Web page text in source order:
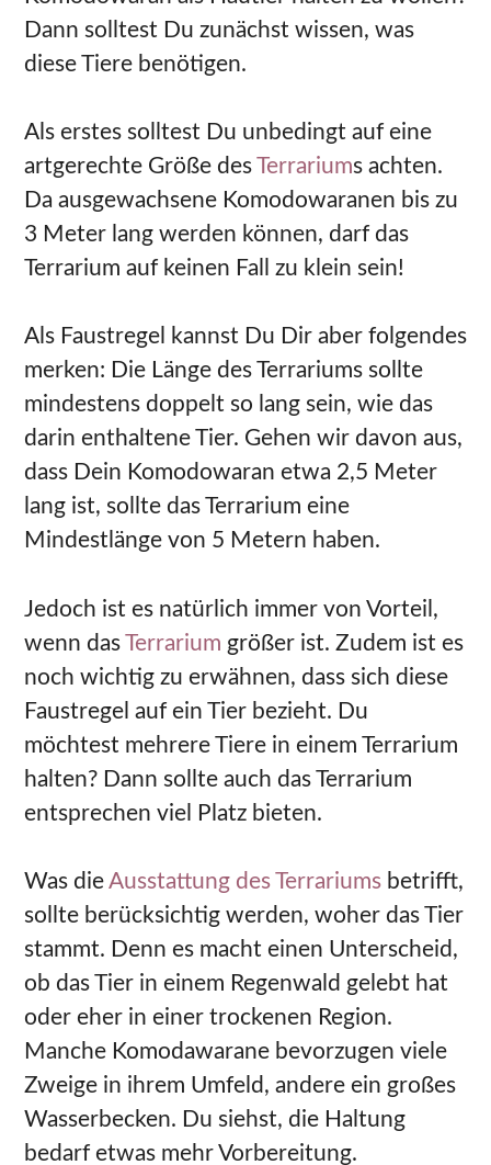
Dann solltest Du zunächst wissen, was
diese Tiere benötigen.
Als erstes solltest Du unbedingt auf eine
artgerechte Größe desTerrariums achten.
Da ausgewachsene Komodowaranen bis zu
3 Meter lang werden können, darf das
Terrarium auf keinen Fall zu klein sein!
Als Faustregel kannst Du Dir aber folgendes
merken: Die Länge des Terrariums sollte
mindestens doppelt so lang sein, wie das
darin enthaltene Tier. Gehen wir davon aus,
dass Dein Komodowaran etwa 2,5 Meter
lang ist, sollte das Terrarium eine
Mindestlänge von 5 Metern haben.
Jedoch ist es natürlich immer von Vorteil,
wenn dasTerrarium größer ist. Zudem ist es
noch wichtig zu erwähnen, dass sich diese
Faustregel auf ein Tier bezieht. Du
möchtest mehrere Tiere in einem Terrarium
halten? Dann sollte auch das Terrarium
entsprechen viel Platz bieten.
Was dieAusstattung des Terrariums betrifft,
sollte berücksichtig werden, woher das Tier
stammt. Denn es macht einen Unterscheid,
ob das Tier in einem Regenwald gelebt hat
oder eher in einer trockenen Region.
Manche Komodawarane bevorzugen viele
Zweige in ihrem Umfeld, andere ein großes
Wasserbecken. Du siehst, die Haltung
bedarf etwas mehr Vorbereitung.